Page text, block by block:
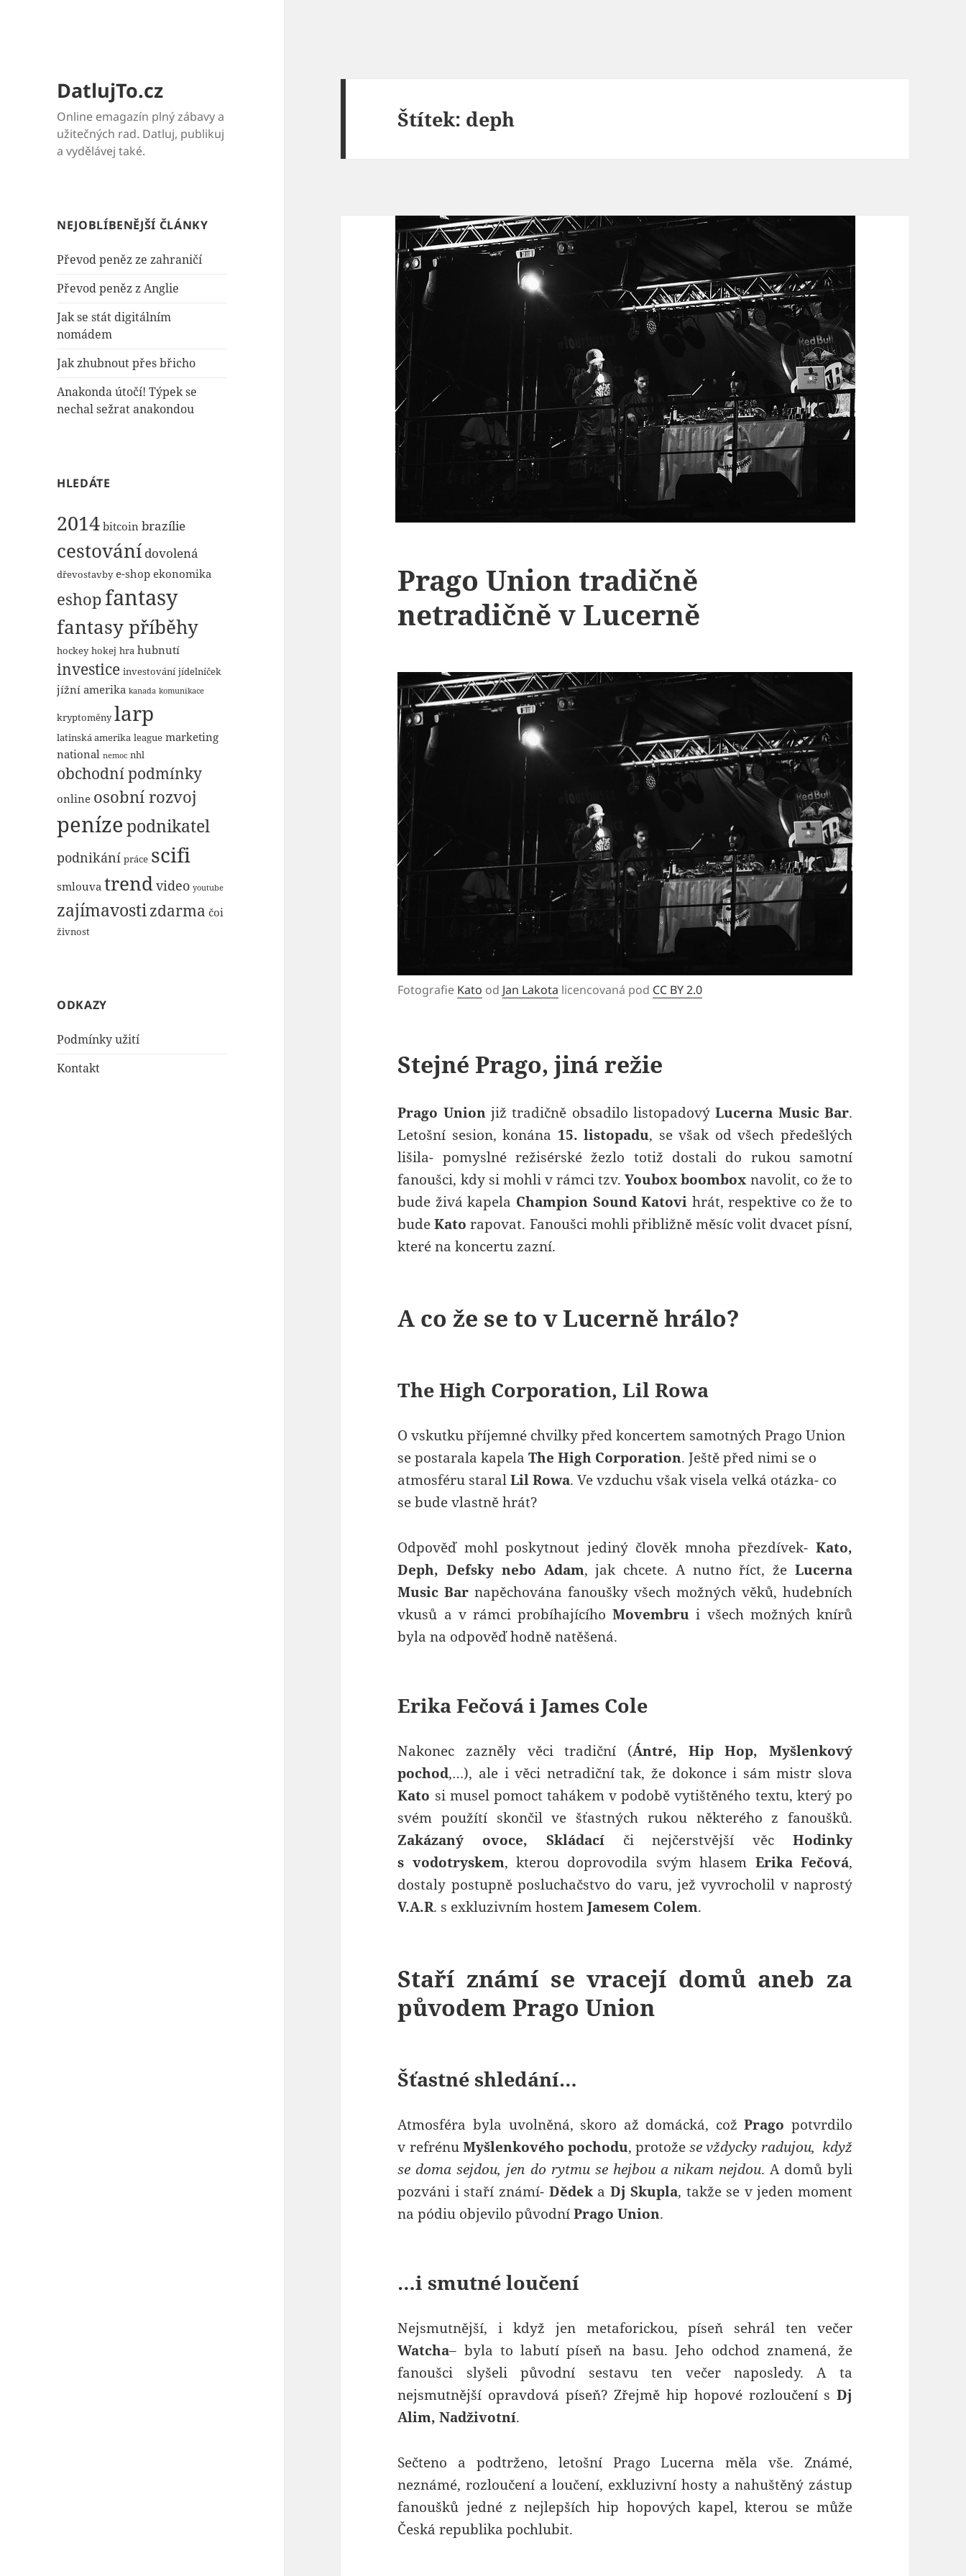
DatlujTo.cz
Online emagazín plný zábavy a
užitečných rad. Datluj, publikuj
a vydělávej také.
NEJOBLÍBENĚJŠÍ ČLÁNKY
Převod peněz ze zahraničí
Převod peněz z Anglie
Jak se stát digitálním
nomádem
Jak zhubnout přes břicho
Anakonda útočí! Týpek se
nechal sežrat anakondou
HLEDÁTE
2014 bitcoin brazílie
cestování dovolená
dřevostavby e-shop ekonomika
eshopfantasy
fantasy příběhy
hockey hokej hra hubnutí
investice investování jídelníček
jížní amerika kanada komunikace
kryptoměny larp
latinská amerika league marketing
national nemoc nhl
obchodní podmínky
online osobní rozvoj
penízepodnikatel
podnikání práce scifi
smlouva trendvideo youtube
zajímavostizdarma čoi
živnost
ODKAZY
Podmínky užití
Kontakt
Štítek: deph
Prago Union tradičně
netradičně v Lucerně
Fotografie Kato od Jan Lakota licencovaná pod CC BY 2.0
Stejné Prago, jiná režie
Prago Unionjiž tradičně obsadilo listopadovýLucerna Music Bar.
Letošní sesion, konána 15. listopadu, se však od všech předešlých
lišila- pomyslné režisérské žezlo totiž dostali do rukou samotní
fanoušci, kdy si mohli v rámci tzv.Youbox boomboxnavolit, co že to
bude živá kapela Champion Sound Katovi hrát, respektive co že to
budeKato rapovat. Fanoušci mohli přibližně měsíc volit dvacet písní,
které na koncertu zazní.
A co že se to v Lucerně hrálo?
The High Corporation, Lil Rowa
O vskutku příjemné chvilky před koncertem samotných Prago Union
se postarala kapelaThe High Corporation. Ještě před nimi se o
atmosféru staralLil Rowa. Ve vzduchu však visela velká otázka- co
se bude vlastně hrát?
Odpověď mohl poskytnout jediný člověk mnoha přezdívek- Kato,
Deph, Defsky nebo Adam, jak chcete. A nutno říct, že Lucerna
Music Bar napěchována fanoušky všech možných věků, hudebních
vkusů a v rámci probíhajícíhoMovembru i všech možných knírů
byla na odpověď hodně natěšená.
Erika Fečová i James Cole
Nakonec zazněly věci tradiční (Ántré, Hip Hop, Myšlenkový
pochod,…), ale i věci netradiční tak, že dokonce i sám mistr slova
Kato si musel pomoct tahákem v podobě vytištěného textu, který po
svém použítí skončil ve šťastných rukou některého z fanoušků.
Zakázaný ovoce, Skládacíči nejčerstvější věc Hodinky
s vodotryskem, kterou doprovodila svým hlasem Erika Fečová,
dostaly postupně posluchačstvo do varu, jež vyvrocholil v naprostý
V.A.R. s exkluzivním hostemJamesem Colem.
Staří známí se vracejí domů aneb za
původem Prago Union
Šťastné shledání…
Atmosféra byla uvolněná, skoro až domácká, cožPrago potvrdilo
v refrénuMyšlenkového pochodu, protožese vždycky radujou, když
se doma sejdou, jen do rytmu se hejbou a nikam nejdou. A domů byli
pozváni i staří známí- Dědeka Dj Skupla, takže se v jeden moment
na pódiu objevilo původníPrago Union.
…i smutné loučení
Nejsmutnější, i když jen metaforickou, píseň sehrál ten večer
Watcha– byla to labutí píseň na basu. Jeho odchod znamená, že
fanoušci slyšeli původní sestavu ten večer naposledy. A ta
nejsmutnější opravdová píseň? Zřejmě hip hopové rozloučení s Dj
Alim, Nadživotní.
Sečteno a podtrženo, letošní Prago Lucerna měla vše. Známé,
neznámé, rozloučení a loučení, exkluzivní hosty a nahuštěný zástup
fanoušků jedné z nejlepších hip hopových kapel, kterou se může
Česká republika pochlubit.